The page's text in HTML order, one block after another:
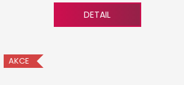
DETAIL
AKCE